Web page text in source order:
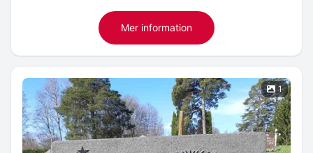
Mer information
1